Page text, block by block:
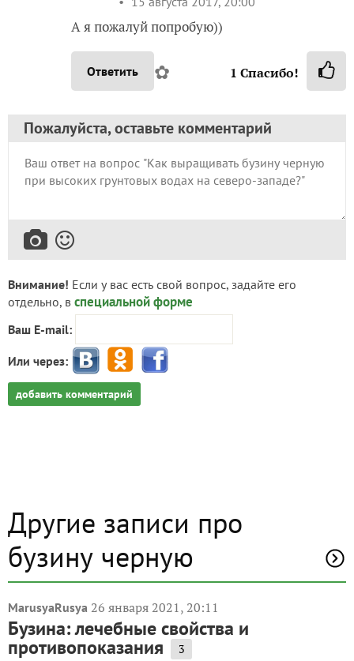
А я пожалуй попробую))
Ответить ✿ 1 Спасибо!
Пожалуйста, оставьте комментарий
Внимание! Если у вас есть свой вопрос, задайте его
отдельно, в специальной форме
Ваш E-mail:
Или через:
добавить комментарий
Другие записи про
бузину черную
MarusyaRusya 26 января 2021, 20:11
Бузина: лечебные свойства и
противопоказания 3